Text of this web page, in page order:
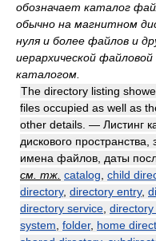
обозначает каталог
обычно на магнитном
нуля и более файлов и
иерархической
каталогом.
The directory listing
files occupied as well as
other details. — Листинг
дискового
имена файлов, даты
см. тж. catalog child
directory, directory entry,
directory service directory
system folder, home